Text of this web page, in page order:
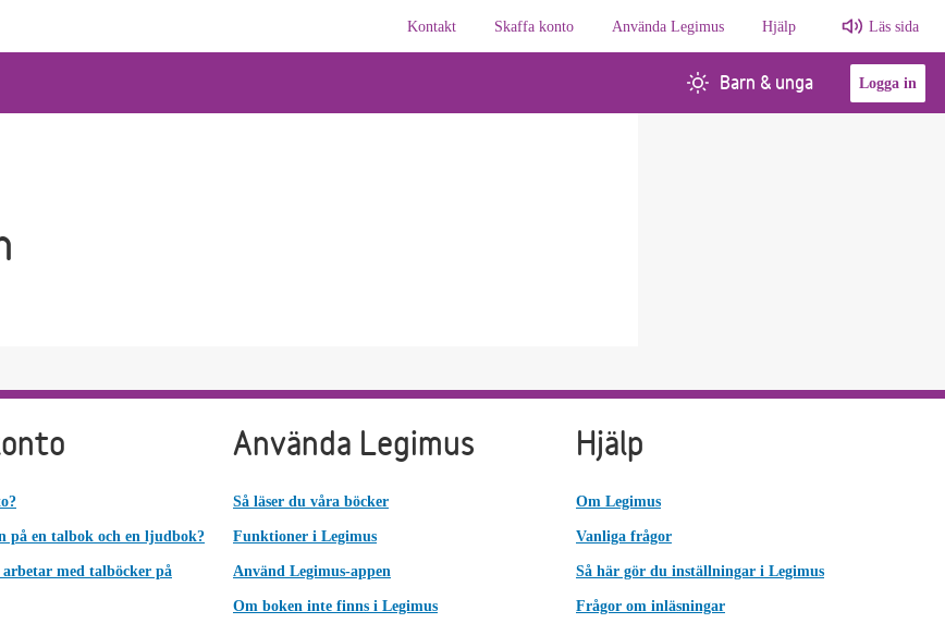
Kontakt
Skaffa konto Använda Legimus Hjälp Läs sida
Barn & unga Logga in
på en talbok och en ljudbok?
med talböcker på
Använda Legimus
Så läser du våra böcker
Funktioner i Legimus
Använd Legimus-appen
Om boken inte finns i Legimus
Hjälp
Om Legimus
Vanliga frågor
Så här gör du inställningar i Legimus
Frågor om inläsningar